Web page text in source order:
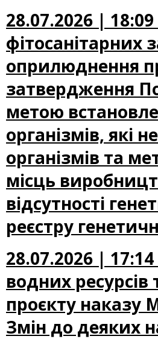
28.07.2026 |
фітосанітарних
оприлюднення
затвердження
метою
організмів, які
організмів та
місць
відсутності
реєстру
28.07.2026 |
водних
проєкту наказу
Змін до деяких